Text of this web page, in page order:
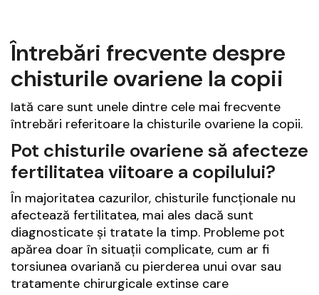
Întrebări frecvente despre
chisturile ovariene la copii
Iată care sunt unele dintre cele mai frecvente
întrebări referitoare la chisturile ovariene la copii.
Pot chisturile ovariene să afecteze
fertilitatea viitoare a copilului?
În majoritatea cazurilor, chisturile funcționale nu
afectează fertilitatea, mai ales dacă sunt
diagnosticate și tratate la timp. Probleme pot
apărea doar în situații complicate, cum ar fi
torsiunea ovariană cu pierderea unui ovar sau
tratamente chirurgicale extinse care